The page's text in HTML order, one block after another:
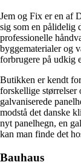
Jem og Fix er en af
sig som en pålidelig
professionelle
byggematerialer og
forbrugere på udkig
Butikken er kendt
forskellige størrelser
galvaniserede
modstå det danske
nyt panelhegn, en
kan man finde det
Bauhaus